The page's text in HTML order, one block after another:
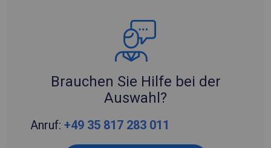
Brauchen Sie Hilfe bei der
Auswahl?
Anruf: +49 35 817 283 011